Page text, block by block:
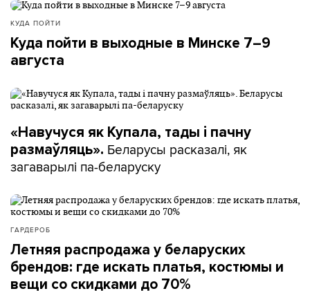
КУДА ПОЙТИ
Куда пойти в выходные в Минске 7–9
августа
«Навучуся як Купала, тады і пачну
размаўляць». Беларусы расказалі, як
загаварылі па-беларуску
ГАРДЕРОБ
Летняя распродажа у беларуских
брендов: где искать платья, костюмы и
вещи со скидками до 70%